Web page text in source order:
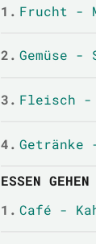
1. Frucht -
2. Gemüse -
3. Fleisch -
4.
ESSEN GEHEN
1. Café -